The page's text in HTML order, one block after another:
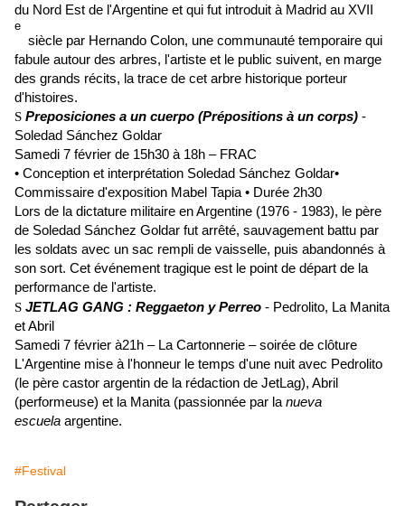
du Nord Est de l'Argentine et qui fut introduit à Madrid au XVII
e
siècle par Hernando Colon, une communauté temporaire qui
fabule autour des arbres, l'artiste et le public suivent, en marge
des grands récits, la trace de cet arbre historique porteur
d'histoires.
S Preposiciones a un cuerpo (Prépositions à un corps) -
Soledad Sánchez Goldar
Samedi 7 février de 15h30 à 18h – FRAC
• Conception et interprétation Soledad Sánchez Goldar•
Commissaire d'exposition Mabel Tapia • Durée 2h30
Lors de la dictature militaire en Argentine (1976 - 1983), le père
de Soledad Sánchez Goldar fut arrêté, sauvagement battu par
les soldats avec un sac rempli de vaisselle, puis abandonnés à
son sort. Cet événement tragique est le point de départ de la
performance de l'artiste.
S JETLAG GANG : Reggaeton y Perreo - Pedrolito, La Manita
et Abril
Samedi 7 février à21h – La Cartonnerie – soirée de clôture
L'Argentine mise à l'honneur le temps d'une nuit avec Pedrolito
(le père castor argentin de la rédaction de JetLag), Abril
(performeuse) et la Manita (passionnée par la nueva
escuela argentine.
#Festival